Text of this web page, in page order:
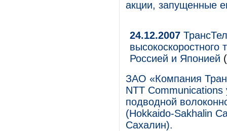
акции, запущенные
24.12.2007
Россией и Японией
ЗАО «Компания
NTT
подводной
(Hokkaido-Sakhalin
Сахалин).